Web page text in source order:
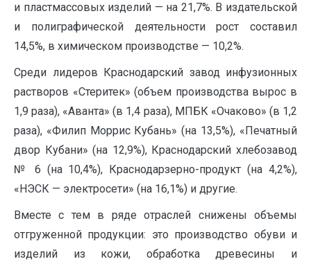
и пластмассовых изделий — на 21,7%. В издательской
и полиграфической деятельности рост составил
14,5%, в химическом производстве — 10,2%.
Среди лидеров Краснодарский завод инфузионных
растворов «Стеритек» (объем производства вырос в
1,9 раза), «Аванта» (в 1,4 раза), МПБК «Очаково» (в 1,2
раза), «Филип Моррис Кубань» (на 13,5%), «Печатный
двор Кубани» (на 12,9%), Краснодарский хлебозавод
№ 6 (на 10,4%), Краснодарзерно-продукт (на 4,2%),
«НЭСК — электросети» (на 16,1%) и другие.
Вместе с тем в ряде отраслей снижены объемы
отгруженной продукции: это производство обуви и
изделий из кожи, обработка древесины и